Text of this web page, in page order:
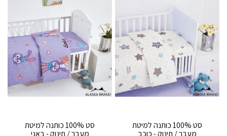
סט 100% כותנה למיטת
מעבר / תינוק - כוכב
סט 100% כותנה למיטת
מעבר / תינוק - באני